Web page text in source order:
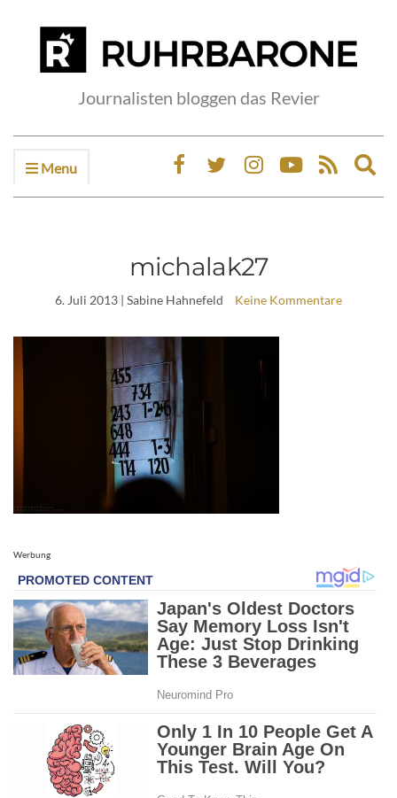
Journalisten bloggen das Revier
Menu
michalak27
6. Juli 2013 | Sabine Hahnefeld Keine Kommentare
Werbung